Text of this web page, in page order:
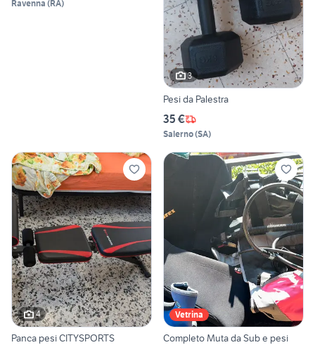
Ravenna (RA)
3
Pesi da Palestra
35 €
Salerno(SA)
4
Panca pesi CITYSPORTS
Vetrina
Completo Muta da Sub e pesi